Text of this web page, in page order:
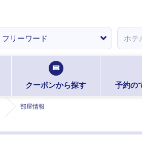
クーポンから探す 予約の
部屋情報